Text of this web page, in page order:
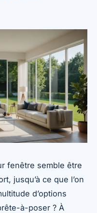
fenêtre semble être
jusqu’à ce que l’on
d’options
à-poser ? À